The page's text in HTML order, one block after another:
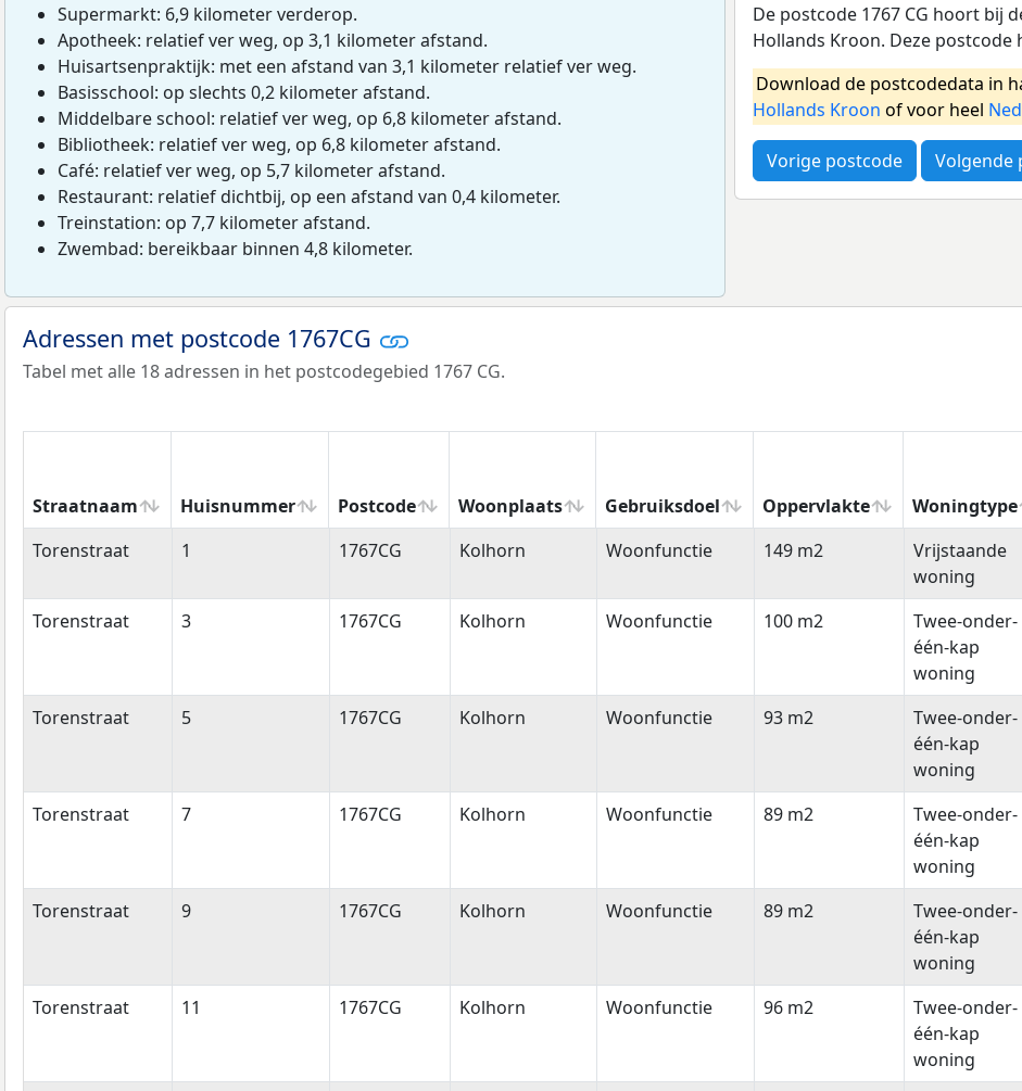
Supermarkt: 6,9 kilometer verderop.
Apotheek: relatief ver weg, op 3,1 kilometer afstand.
Huisartsenpraktijk: met een afstand van 3,1 kilometer relatief ver weg.
Basisschool: op slechts 0,2 kilometer afstand.
Middelbare school: relatief ver weg, op 6,8 kilometer afstand.
Bibliotheek: relatief ver weg, op 6,8 kilometer afstand.
Café: relatief ver weg, op 5,7 kilometer afstand.
Restaurant: relatief dichtbij, op een afstand van 0,4 kilometer.
Treinstation: op 7,7 kilometer afstand.
Zwembad: bereikbaar binnen 4,8 kilometer.
De postcode 1767 CG hoort bij
Hollands Kroon. Deze
Download de postcodedata in
Hollands Kroon of voor heel
Vorige postcode Volgende
Adressen met postcode 1767CG
Tabel met alle 18 adressen in het postcodegebied 1767 CG.
Straatnaam Huisnummer Postcode Woonplaats Gebruiksdoel Oppervlakte Woningtype
Straatnaam
Huisnummer Postcode Woonplaats Gebruiksdoel Oppervlakte Woningtype
Torenstraat 1 1767CG Kolhorn Woonfunctie 149 m2
Vrijstaande
woning
Torenstraat 3 1767CG Kolhorn Woonfunctie 100 m2
Twee-onder-
één-kap
woning
Torenstraat 5 1767CG Kolhorn Woonfunctie 93 m2
Twee-onder-
één-kap
woning
Torenstraat 7 1767CG Kolhorn Woonfunctie 89 m2
Twee-onder-
één-kap
woning
Torenstraat 9 1767CG Kolhorn Woonfunctie 89 m2
Twee-onder-
één-kap
woning
Torenstraat 11 1767CG Kolhorn Woonfunctie 96 m2
Twee-onder-
één-kap
woning